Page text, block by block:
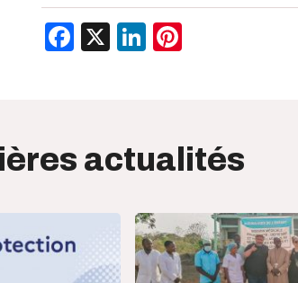
Facebook
X LinkedIn
actualités